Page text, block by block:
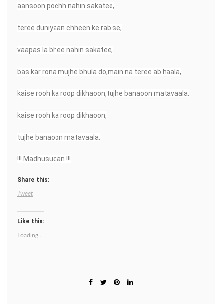
aansoon pochh nahin sakatee,
teree duniyaan chheen ke rab se,
vaapas la bhee nahin sakatee,
bas kar rona mujhe bhula do,main na teree ab haala,
kaise rooh ka roop dikhaoon,tujhe banaoon matavaala.
kaise rooh ka roop dikhaoon,
tujhe banaoon matavaala.
!!! Madhusudan !!!
Share this:
Tweet
Like this:
Loading...